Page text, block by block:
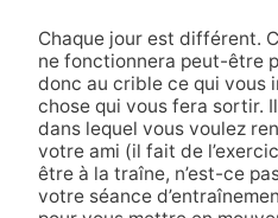
Chaque jour est différent.
ne fonctionnera peut-être
donc au crible ce qui vous
chose qui vous fera sortir. Il
dans lequel vous voulez
votre ami (il fait de
être à la traîne, n’est-ce
votre séance